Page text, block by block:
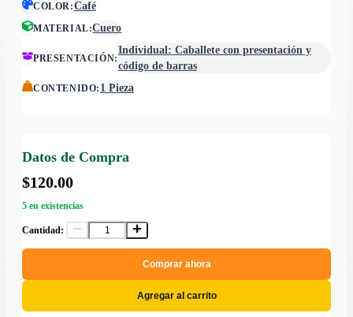
COLOR:Café
MATERIAL:Cuero
PRESENTACIÓN:
Individual: Caballete con presentación y
código de barras
CONTENIDO: 1 Pieza
Datos de Compra
$120.00
5 en existencias
Cantidad:
Comprar ahora
Agregar al carrito